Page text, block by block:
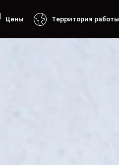
Цены Территория работы